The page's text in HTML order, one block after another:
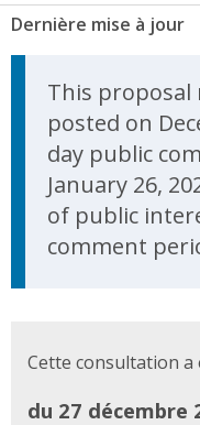
Dernière mise à jour
Update
This proposal
posted on
day public
January 26,
of public
comment
Cette consultation a
du 27 décembre